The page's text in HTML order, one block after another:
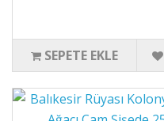
SEPETE EKLE